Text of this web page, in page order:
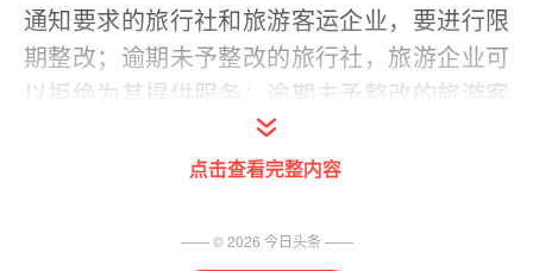
通知要求的旅行社和旅游客运企业，要进行限
期整改；逾期未予整改的旅行社，旅游企业可
以拒绝为其提供服务；逾期未予整改的旅游客
运企业，旅行社不得租用其旅游客运车辆。
置导游专座的运输公司，旅行社将不与之签订
点击查看完整内容
—— ©2026 今日头条 ——